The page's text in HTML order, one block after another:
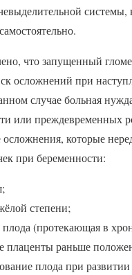
что запущенный
осложнений при
случае больная
или преждевременных
которые
при беременности:
степени;
плода (протекающая в
плаценты раньше
плода при развитии